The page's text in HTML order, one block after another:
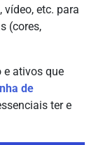
etc. para
(cores,
e ativos que
de
ter e